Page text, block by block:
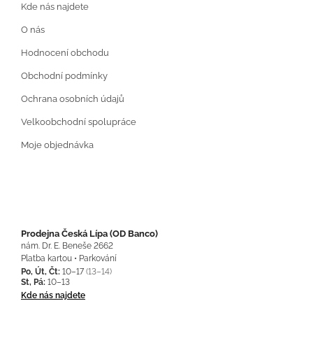
Kde nás najdete
O nás
Hodnocení obchodu
Obchodní podmínky
Ochrana osobních údajů
Velkoobchodní spolupráce
Moje objednávka
Prodejna Česká Lípa (OD Banco)
nám. Dr. E. Beneše 2662
Platba kartou • Parkování
Po, Út, Čt: 10–17 (13–14)
St, Pá: 10–13
Kde nás najdete